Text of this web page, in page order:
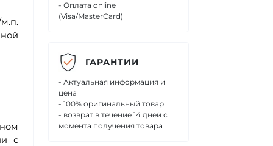
с
- Оплата online
(Visa/MasterCard)
ГАРАНТИИ
- Актуальная информация и
цена
- 100% оригинальный товар
- возврат в течение 14 дней с
момента получения товара